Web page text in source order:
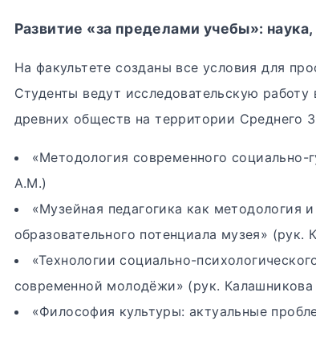
Развитие «за пределами учебы»:
На факультете созданы все условия для
Студенты ведут исследовательскую
древних обществ на территории Среднего
«Методология современного социально-
А.М.)
«Музейная педагогика как методология
образовательного потенциала музея» (рук.
«Технологии социально-
современной молодёжи» (рук. Калашникова
«Философия культуры: актуальные